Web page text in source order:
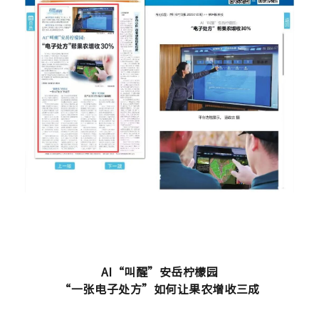
AI“叫醒”安岳柠檬园
“一张电子处方”如何让果农增收三成